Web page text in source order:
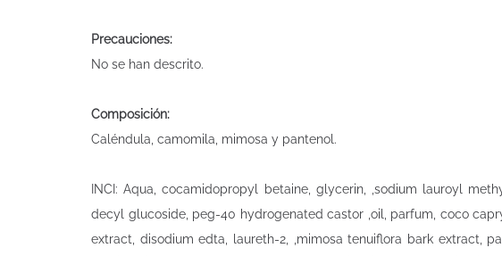
Precauciones:
No se han descrito.
Composición:
Caléndula, camomila, mimosa y pantenol.
INCI: Aqua, cocamidopropyl betaine, glycerin, ,sodium lauroyl
decyl glucoside, peg-40 hydrogenated castor ,oil, parfum, coco
extract, disodium edta, laureth-2, ,mimosa tenuiflora bark extract,